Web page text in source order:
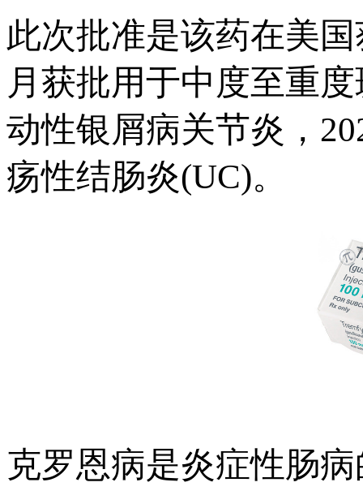
此次批准是该药在美
月获批用于中度至重
动性银屑病关节炎，
疡性结肠炎(UC)。
克罗恩病是炎症性肠